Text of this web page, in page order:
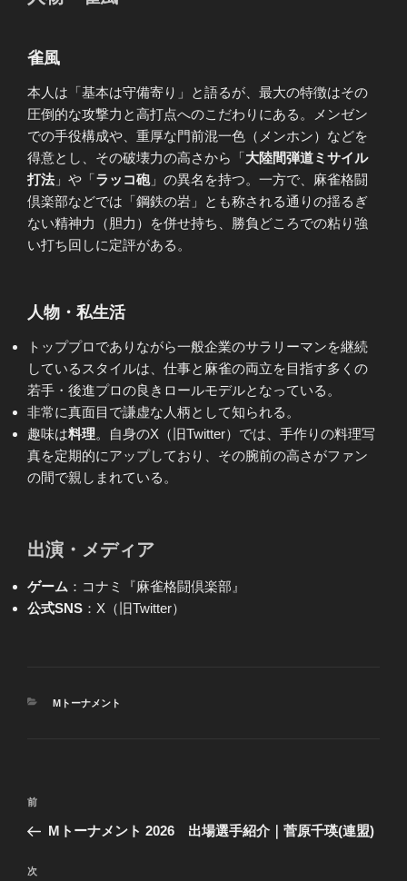
雀風
本人は「基本は守備寄り」と語るが、最大の特徴はその
圧倒的な攻撃力と高打点へのこだわりにある。メンゼン
での手役構成や、重厚な門前混一色（メンホン）などを
得意とし、その破壊力の高さから「大陸間弾道ミサイル
打法」や「ラッコ砲」の異名を持つ。一方で、麻雀格闘
倶楽部などでは「鋼鉄の岩」とも称される通りの揺るぎ
ない精神力（胆力）を併せ持ち、勝負どころでの粘り強
い打ち回しに定評がある。
人物・私生活
トッププロでありながら一般企業のサラリーマンを継続
しているスタイルは、仕事と麻雀の両立を目指す多くの
若手・後進プロの良きロールモデルとなっている。
非常に真面目で謙虚な人柄として知られる。
趣味は料理。自身のX（旧Twitter）では、手作りの料理写
真を定期的にアップしており、その腕前の高さがファン
の間で親しまれている。
出演・メディア
ゲーム ：コナミ『麻雀格闘倶楽部』
公式SNS ：X（旧Twitter）
カ
Mトーナメント
投
ナ
ビ
前
の
稿
前
Mトーナメント 2026 出場選手紹介｜菅原千瑛(連盟)
次
次